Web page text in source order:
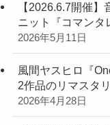
【2026.6.7開催
ニット『コマンタ
2026年5月11日
風間ヤスヒロ『
2作品のリマスタ
2026年4月28日